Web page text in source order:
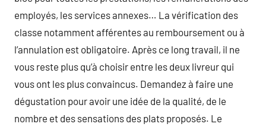
employés, les services annexes… La vérification des
classe notamment afférentes au remboursement ou à
l’annulation est obligatoire. Après ce long travail, il ne
vous reste plus qu’à choisir entre les deux livreur qui
vous ont les plus convaincus. Demandez à faire une
dégustation pour avoir une idée de la qualité, de le
nombre et des sensations des plats proposés. Le